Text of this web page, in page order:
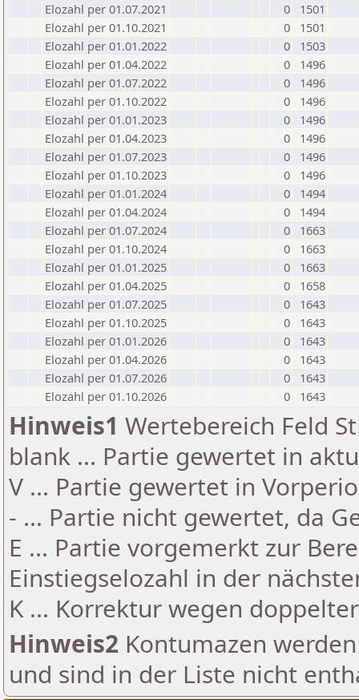
Elozahl per 01.07.2021
0
1501
Elozahl per 01.10.2021
0
1501
Elozahl per 01.01.2022
0
1503
Elozahl per 01.04.2022
0
1496
Elozahl per 01.07.2022
0
1496
Elozahl per 01.10.2022
0
1496
Elozahl per 01.01.2023
0
1496
Elozahl per 01.04.2023
0
1496
Elozahl per 01.07.2023
0
1496
Elozahl per 01.10.2023
0
1496
Elozahl per 01.01.2024
0
1494
Elozahl per 01.04.2024
0
1494
Elozahl per 01.07.2024
0
1663
Elozahl per 01.10.2024
0
1663
Elozahl per 01.01.2025
0
1663
Elozahl per 01.04.2025
0
1658
Elozahl per 01.07.2025
0
1643
Elozahl per 01.10.2025
0
1643
Elozahl per 01.01.2026
0
1643
Elozahl per 01.04.2026
0
1643
Elozahl per 01.07.2026
0
1643
Elozahl per 01.10.2026
0 1643
Hinweis1 Wertebereich Feld
blank ... Partie gewertet in
V ... Partie gewertet in
- ... Partie nicht gewertet, da
E ... Partie vorgemerkt zur
Einstiegselozahl in der
K ... Korrektur wegen
Hinweis2 Kontumazen
und sind in der Liste nicht